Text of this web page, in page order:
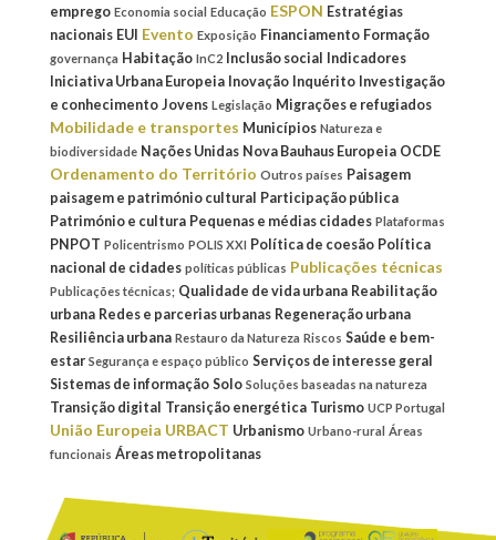
emprego Economia social Educação ESPON Estratégias
nacionais EUI Evento Exposição Financiamento Formação
governança Habitação InC2 Inclusão social
Indicadores
Iniciativa Urbana Europeia Inovação Inquérito Investigação
e conhecimento Jovens Legislação Migrações e refugiados
Mobilidade e transportes Municípios Natureza e
biodiversidade Nações Unidas Nova Bauhaus Europeia OCDE
Ordenamento do Território Outros países Paisagem
paisagem e património cultural Participação pública
Património e cultura Pequenas e médias cidades Plataformas
PNPOT Policentrismo POLIS XXI Política de coesão Política
nacional de cidades políticas públicas Publicações técnicas
Publicações técnicas; Qualidade de vida urbana Reabilitação
urbana Redes e parcerias urbanas Regeneração urbana
Resiliência urbana Restauro da Natureza Riscos Saúde e bem-
estar Segurança e espaço público Serviços de interesse geral
Sistemas de informação Solo Soluções baseadas na natureza
Transição digital Transição energética Turismo UCP Portugal
União Europeia URBACT Urbanismo Urbano-rural Áreas
funcionais Áreas metropolitanas